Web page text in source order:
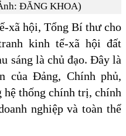
ĐĂNG KHOA)
xã hội, Tổng Bí thư cho
kinh tế-xã hội đất
sáng là chủ đạo. Đây là
của Đảng, Chính phủ,
hệ thống chính trị, chính
nghiệp và toàn thể